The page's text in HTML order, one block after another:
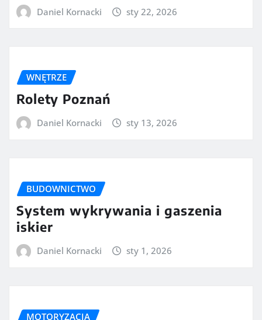
Daniel Kornacki sty 22, 2026
WNĘTRZE
Rolety Poznań
Daniel Kornacki sty 13, 2026
BUDOWNICTWO
System wykrywania i gaszenia
iskier
Daniel Kornacki sty 1, 2026
MOTORYZACJA